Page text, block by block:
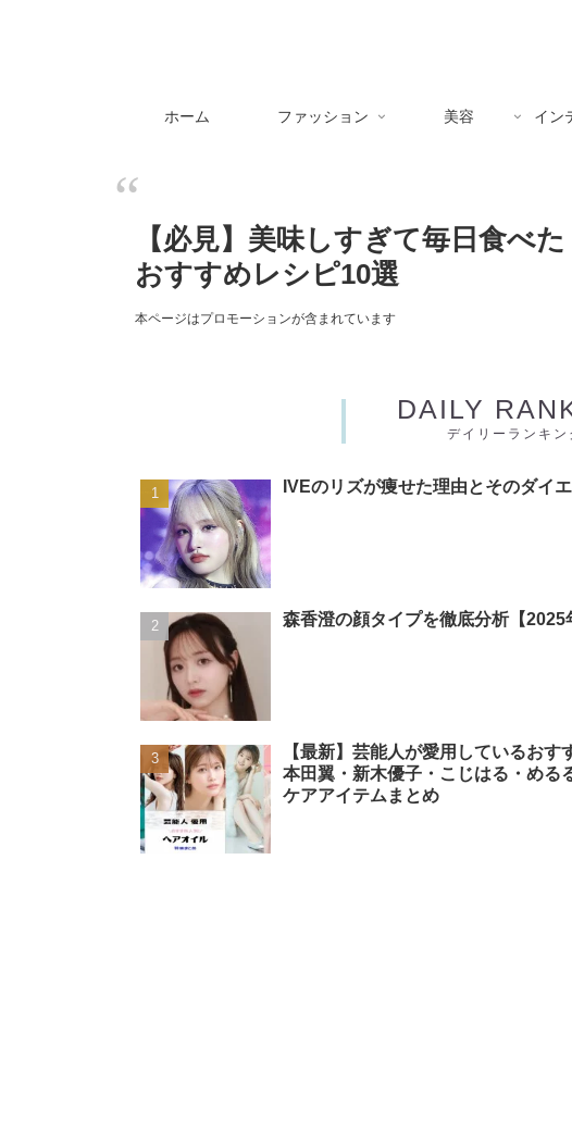
ホーム ファッション 美容 イン
【必見】美味しすぎて毎日食べ
おすすめレシピ10選
本ページはプロモーションが含まれています
DAILY
デイリーランキン
IVEのリズが痩せた理由とそのダイ
森香澄の顔タイプを徹底分析【2025
【最新】芸能人が愛用しているお
本田翼・新木優子・こじはる・める
ケアアイテムまとめ